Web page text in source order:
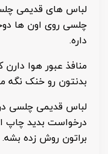
لباس های قدیمی
چلسی روی اون ها
داره.
منافذ عبور هوا
بدنتون رو خنک نگه
لباس قدیمی چلسی
درخواست بدید چاپ
براتون روش زده بشه.